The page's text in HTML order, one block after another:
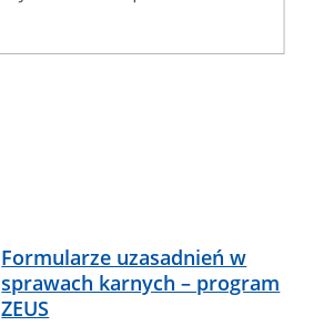
Formularze uzasadnień w
sprawach karnych – program
ZEUS